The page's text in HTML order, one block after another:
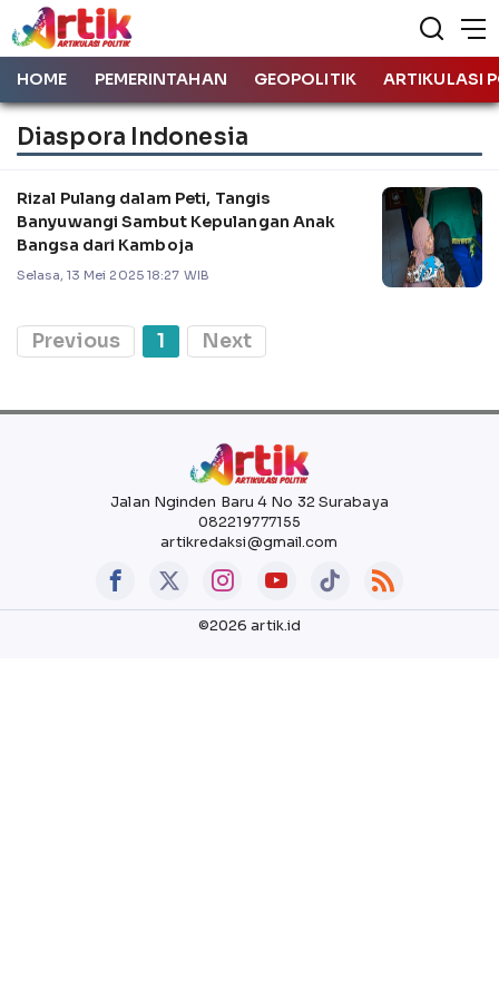
HOME PEMERINTAHAN GEOPOLITIK ARTIKULASI
Diaspora Indonesia
Rizal Pulang dalam Peti, Tangis
Banyuwangi Sambut Kepulangan Anak
Bangsa dari Kamboja
Selasa, 13 Mei 2025 18:27 WIB
Previous 1 Next
Jalan Nginden Baru 4 No 32 Surabaya
082219777155
artikredaksi@gmail.com
©2026 artik.id